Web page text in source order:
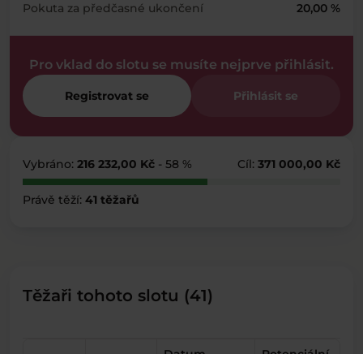
Pokuta za předčasné ukončení
20,00 %
Pro vklad do slotu se musíte nejprve přihlásit.
Registrovat se Přihlásit se
Vybráno: 216 232,00 Kč - 58 % Cíl: 371 000,00 Kč
Právě těží: 41 těžařů
Těžaři tohoto slotu (41)